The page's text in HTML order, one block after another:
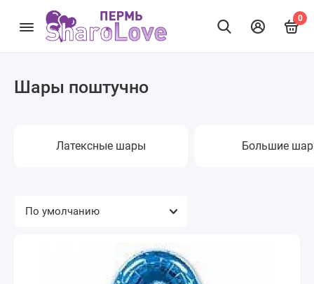
0
Шары поштучно
Латексные шары Большие